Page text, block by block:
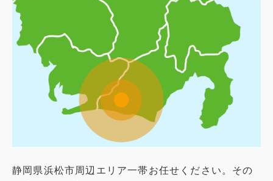
静岡県浜松市周辺エリア一帯お任せください。その